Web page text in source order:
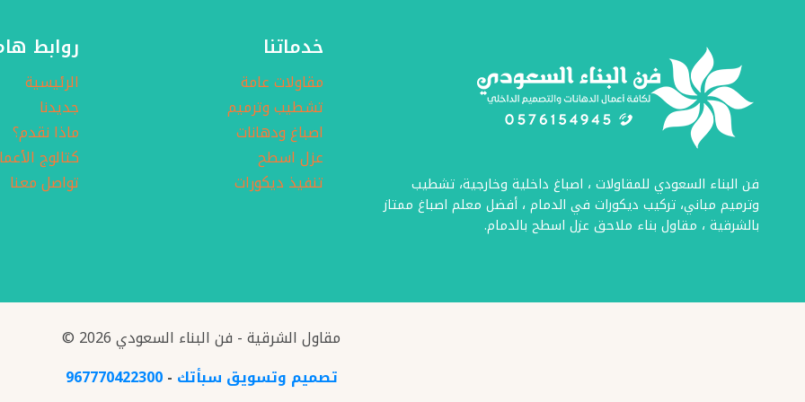
حديد
–
صبغ
بالدمام
فن البناء السعودي للمقاولات ، اصباغ داخلية وخارجية، تشطيب
وترميم مباني، تركيب ديكورات في الدمام ، أفضل معلم اصباغ ممتاز
بالشرقية ، مقاول بناء ملاحق عزل اسطح بالدمام.
خدماتنا
مقاولات عامة
تشطيب وترميم
اصباغ ودهانات
عزل اسطح
تنفيذ ديكورات
روابط
الرئيسية
جديدنا
ماذا نقدم؟
كتالوج
تواصل معنا
© 2026 مقاول الشرقية - فن البناء السعودي
تصميم وتسويق سبأتك -
967770422300